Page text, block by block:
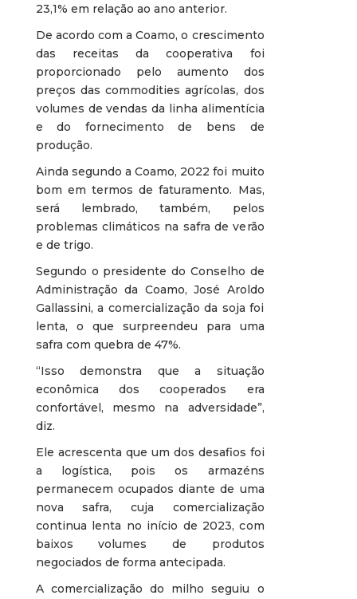
23,1% em relação ao ano anterior.
De acordo com a Coamo, o crescimento
das receitas da cooperativa foi
proporcionado pelo aumento dos
preços das commodities agrícolas, dos
volumes de vendas da linha alimentícia
e do fornecimento de bens de
produção.
Ainda segundo a Coamo, 2022 foi muito
bom em termos de faturamento. Mas,
será lembrado, também, pelos
problemas climáticos na safra de verão
e de trigo.
Segundo o presidente do Conselho de
Administração da Coamo, José Aroldo
Gallassini, a comercialização da soja foi
lenta, o que surpreendeu para uma
safra com quebra de 47%.
“Isso demonstra que a situação
econômica dos cooperados era
confortável, mesmo na adversidade”,
diz.
Ele acrescenta que um dos desafios foi
a logística, pois os armazéns
permanecem ocupados diante de uma
nova safra, cuja comercialização
continua lenta no início de 2023, com
baixos volumes de produtos
negociados de forma antecipada.
A comercialização do milho seguiu o